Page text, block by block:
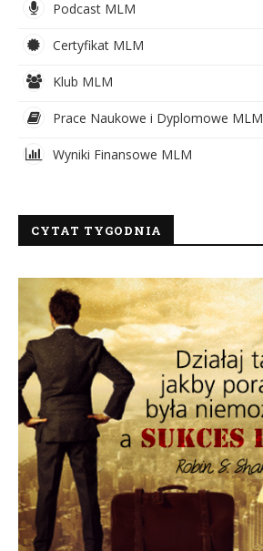
Podcast MLM
Certyfikat MLM
Klub MLM
Prace Naukowe i Dyplomowe MLM
Wyniki Finansowe MLM
CYTAT TYGODNIA